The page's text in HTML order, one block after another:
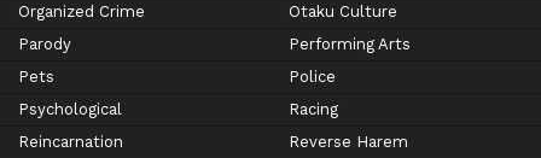
Organized Crime
Otaku Culture
Parody
Performing Arts
Pets
Police
Psychological
Racing
Reincarnation
Reverse Harem